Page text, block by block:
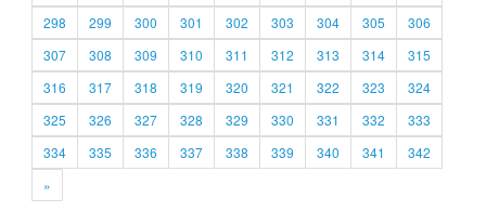
298
299 300 301 302 303 304 305
306
307
308 309 310 311 312 313 314
315
316
317 318 319 320 321 322 323
324
325
326 327 328 329 330 331 332
333
334
335 336 337 338 339 340 341
342
»